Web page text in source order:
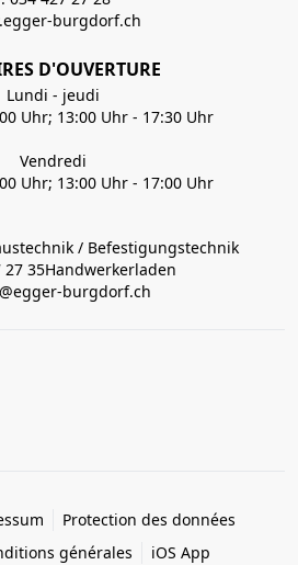
burgdorf.ch
D'OUVERTURE
Lundi - jeudi
Uhr; 13:00 Uhr - 17:30 Uhr
Vendredi
Uhr; 13:00 Uhr - 17:00 Uhr
/ Befestigungstechnik
27 35Handwerkerladen
burgdorf.ch
Protection des données
générales
iOS App